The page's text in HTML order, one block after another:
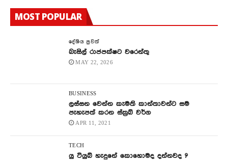
MOST POPULAR
දේශිය පුවත්
බැසිල් රාජපක්ෂට වරෙන්තු
MAY 22, 2026
BUSINESS
ලස්සන වෙන්න කැමති කාන්තාවන්ට සම
පැහැපත් කරන ස්ක්‍රබ් වර්ග
APR 11, 2021
TECH
යු ටියුබ් හැදුනේ කොහොමද දන්නවද ?